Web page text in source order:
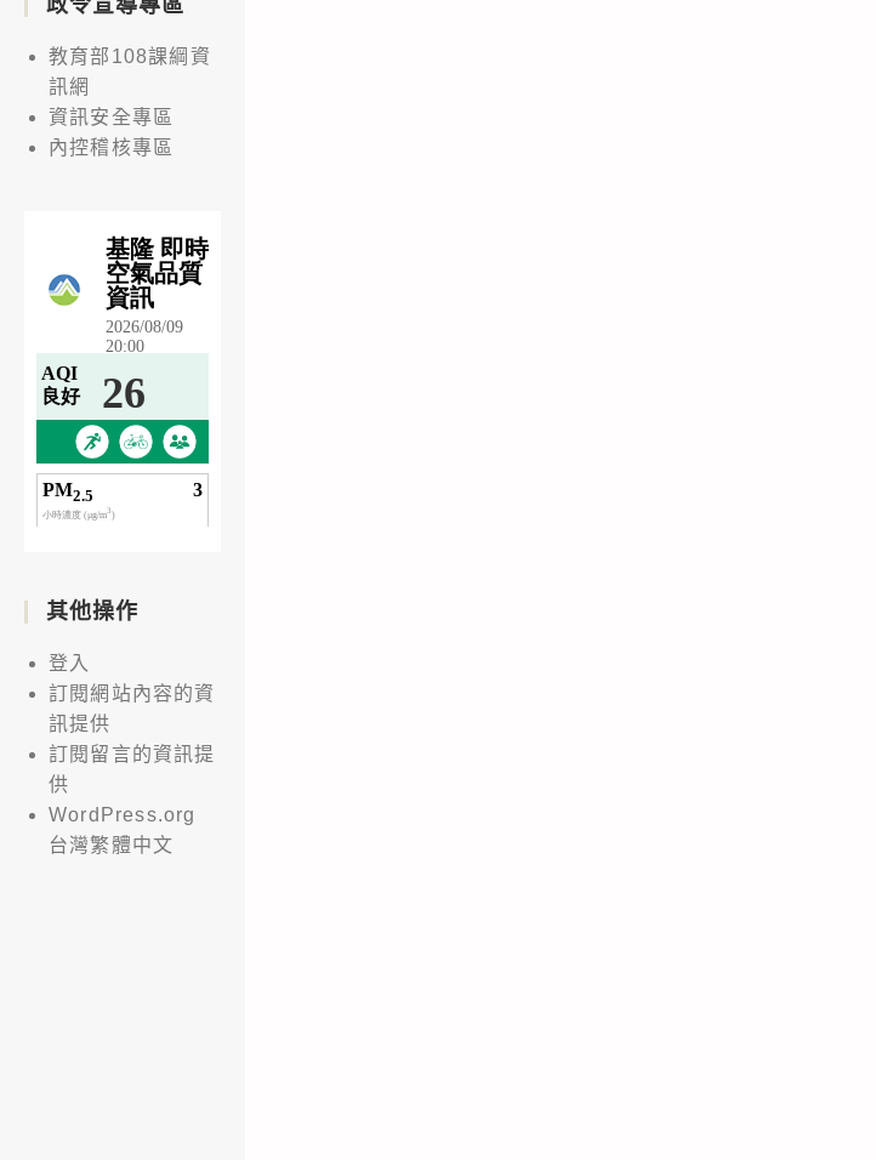
教育部108課綱資
訊網
資訊安全專區
內控稽核專區
其他操作
登入
訂閱網站內容的資
訊提供
訂閱留言的資訊提
供
WordPress.org
台灣繁體中文